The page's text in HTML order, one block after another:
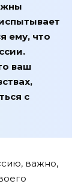
ему, что
ваш
с
важно,